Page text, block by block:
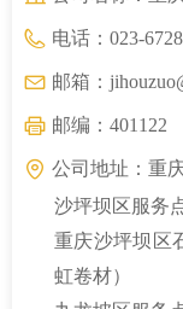
电话： 023-
邮箱：
邮编： 401122
公司地址： 重
1-27-2
沙坪坝区服务
重庆沙坪坝区
虹卷材）